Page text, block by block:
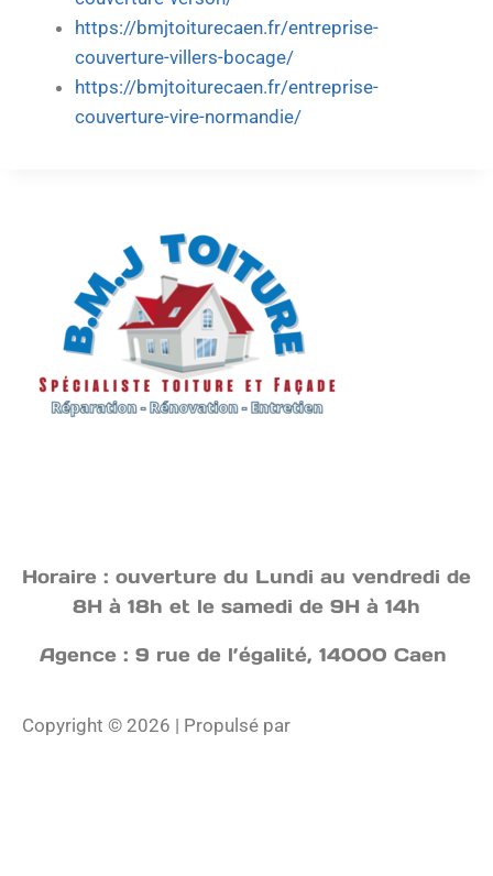
https://bmjtoiturecaen.fr/entreprise-
couverture-villers-bocage/
https://bmjtoiturecaen.fr/entreprise-
couverture-vire-normandie/
Horaire : ouverture du Lundi au vendredi de
8H à 18h et le samedi de 9H à 14h
Agence : 9 rue de l’égalité, 14000 Caen
Copyright © 2026 | Propulsé par